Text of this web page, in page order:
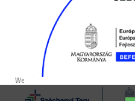
Webáruház készítés